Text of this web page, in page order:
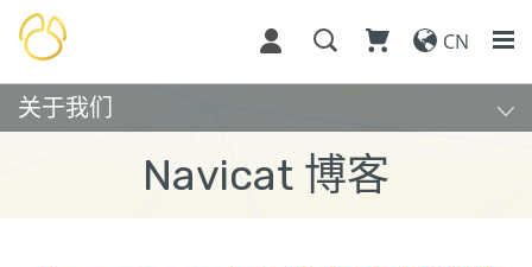
CN
关于我们
Navicat 博客